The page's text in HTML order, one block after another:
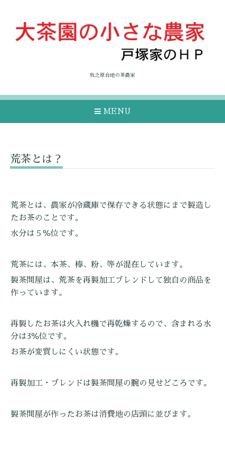
牧之原台地の茶農家
MENU
荒茶とは？
荒茶とは、 農家が冷蔵庫で保存できる状態にまで製造し
たお茶のことです。
水分は５％位です。
荒茶には、本茶、棒、粉、等が混在しています。
製茶問屋は、荒茶を再製加工ブレンドして独自の商品を
作っています。
再製したお茶は火入れ機で再乾燥するので、含まれる水
分は3％位です。
お茶が変質しにくい状態です。
再製加工・ブレンドは製茶問屋の腕の見せどころです。
製茶問屋が作ったお茶は消費地の店頭に並びます。